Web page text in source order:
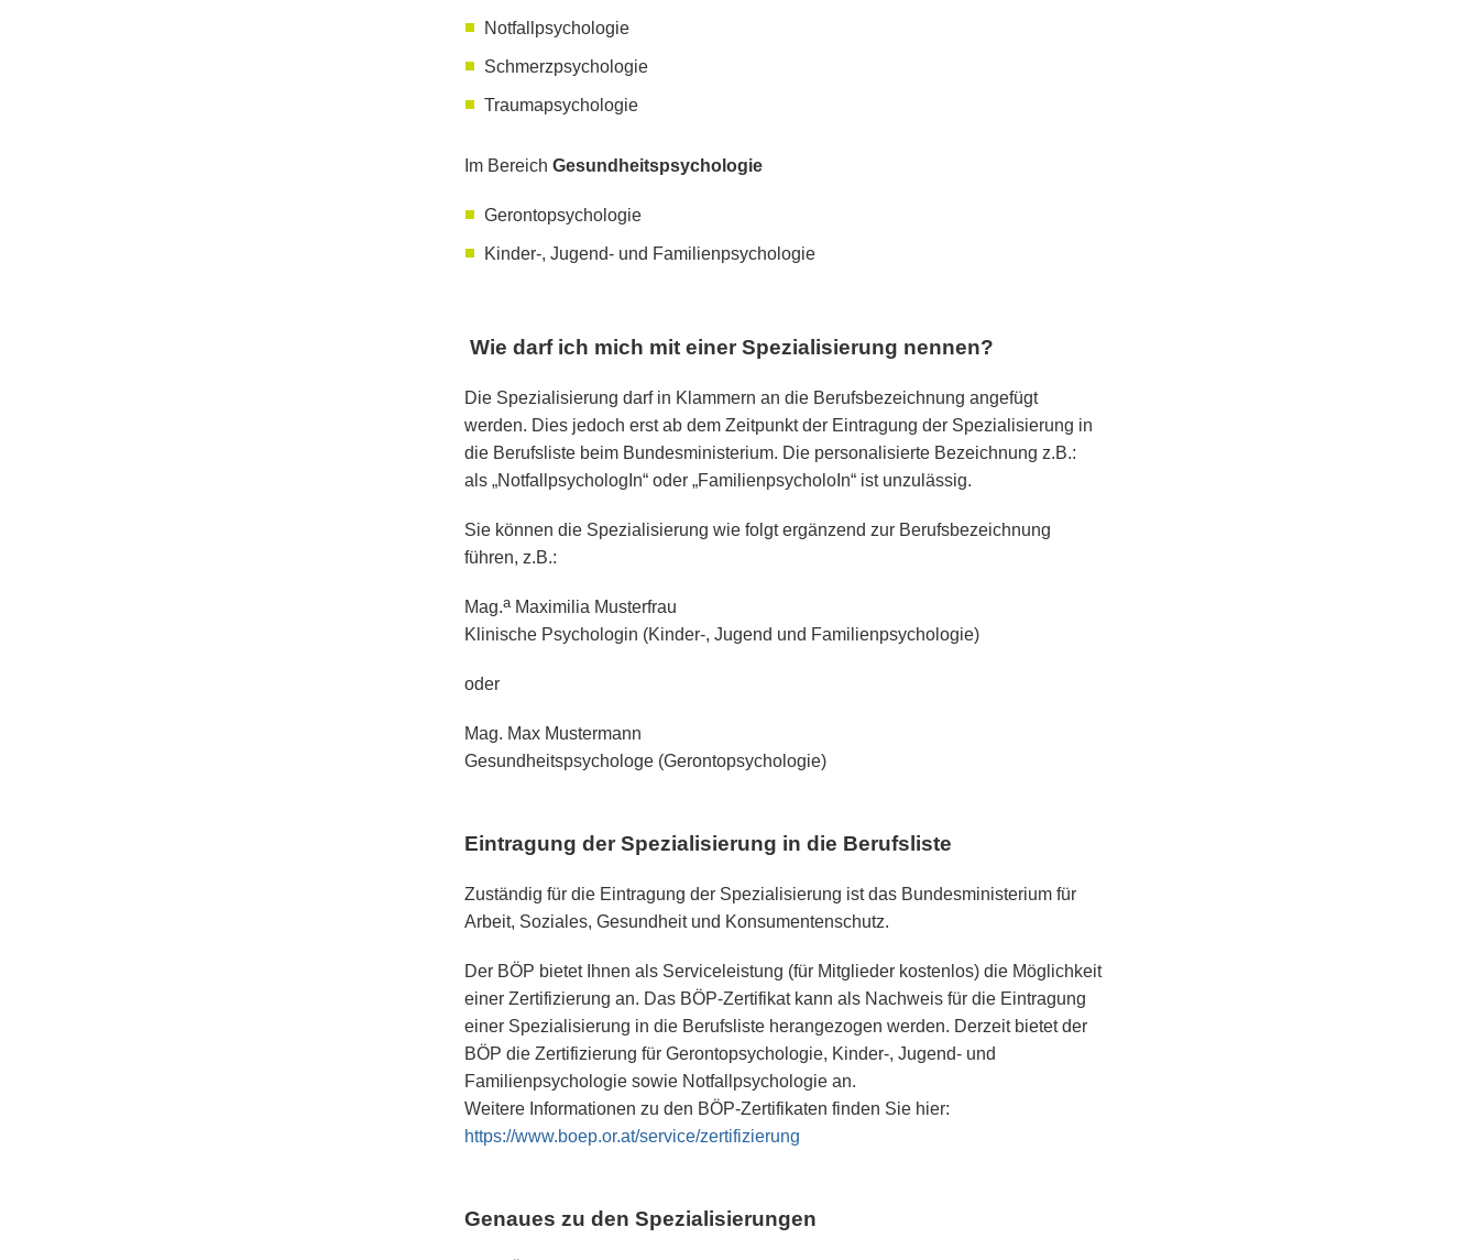
Notfallpsychologie
Schmerzpsychologie
Traumapsychologie
Im Bereich Gesundheitspsychologie
Gerontopsychologie
Kinder-, Jugend- und Familienpsychologie
​ Wie darf ich mich mit einer Spezialisierung nennen?​
Die Spezialisierung darf in Klammern an die Berufsbezeichnung angefügt
werden. Dies jedoch erst ab dem Zeitpunkt der Eintragung der Spezialisierung in
die Berufsliste beim Bundesministerium. Die personalisierte Bezeichnung z.B.:
als „NotfallpsychologIn“ oder „FamilienpsycholoIn“ ist unzulässig.
Sie können die Spezialisierung wie folgt ergänzend zur Berufsbezeichnung
führen, z.B.:
Mag.a Maximilia Musterfrau
Klinische Psychologin (Kinder-, Jugend und Familienpsychologie)
oder
Mag. Max Mustermann
Gesundheitspsychologe (Gerontopsychologie)
Eintragung der Spezialisierung in die Berufsliste
Zuständig für die Eintragung der Spezialisierung ist das Bundesministerium für
Arbeit, Soziales, Gesundheit und Konsumentenschutz.
Der BÖP bietet Ihnen als Serviceleistung (für Mitglieder kostenlos) die Möglichkeit
einer Zertifizierung an. Das BÖP-Zertifikat kann als Nachweis für die Eintragung
einer Spezialisierung in die Berufsliste herangezogen werden. Derzeit bietet der
BÖP die Zertifizierung für Gerontopsychologie, Kinder-, Jugend- und
Familienpsychologie sowie Notfallpsychologie an.
Weitere Informationen zu den BÖP-Zertifikaten finden Sie hier:
https://www.boep.or.at/service/zertifizierung
Genaues zu den Spezialisierungen